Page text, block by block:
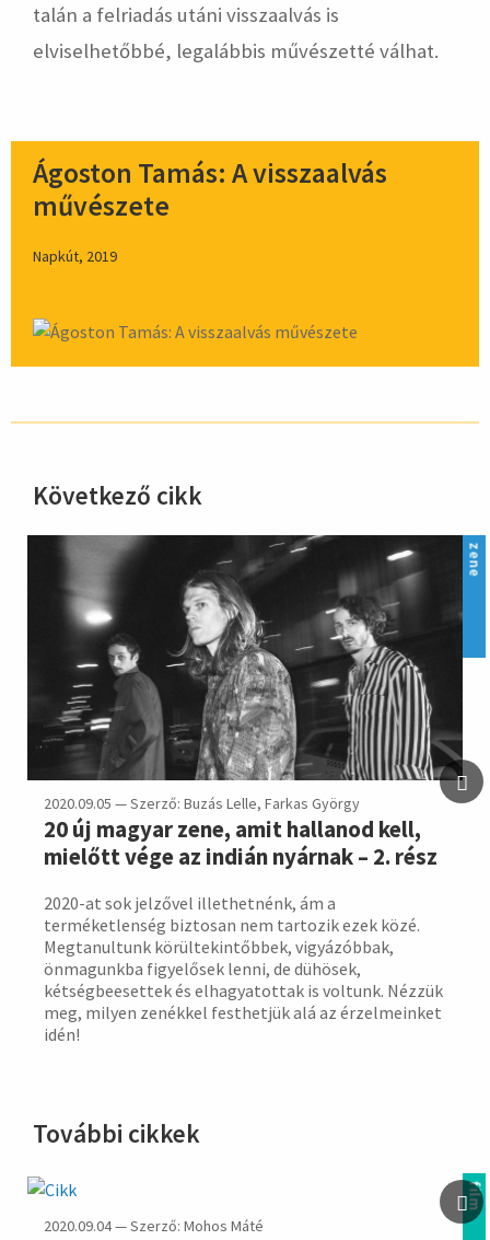
talán a felriadás utáni visszaalvás is
elviselhetőbbé, legalábbis művészetté válhat.
Ágoston Tamás: A visszaalvás
művészete
Napkút, 2019
Következő cikk
zene
2020.09.05 — Szerző: Buzás Lelle, Farkas György
20 új magyar zene, amit hallanod kell,
mielőtt vége az indián nyárnak – 2. rész
2020-at sok jelzővel illethetnénk, ám a
terméketlenség biztosan nem tartozik ezek közé.
Megtanultunk körültekintőbbek, vigyázóbbak,
önmagunkba figyelősek lenni, de dühösek,
kétségbeesettek és elhagyatottak is voltunk. Nézzük
meg, milyen zenékkel festhetjük alá az érzelmeinket
idén!
További cikkek
film
2020.09.04 — Szerző: Mohos Máté